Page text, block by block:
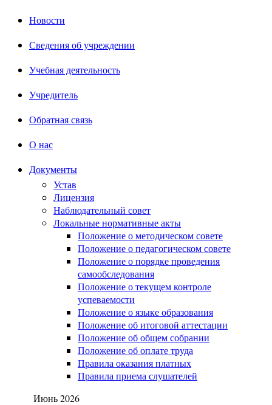
Новости
Сведения об учреждении
Учебная деятельность
Учредитель
Обратная связь
О нас
Документы
Устав
Лицензия
Наблюдательный совет
Локальные нормативные акты
Положение о методическом совете
Положение о педагогическом совете
Положение о порядке проведения
самообследования
Положение о текущем контроле
успеваемости
Положение о языке образования
Положение об итоговой аттестации
Положение об общем собрании
Положение об оплате труда
Правила оказания платных
Правила приема слушателей
Июнь 2026